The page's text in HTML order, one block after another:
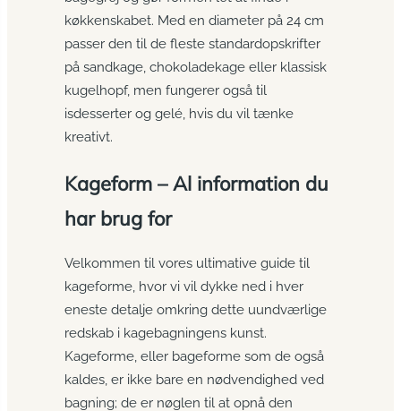
køkkenskabet. Med en diameter på 24 cm
passer den til de fleste standardopskrifter
på sandkage, chokoladekage eller klassisk
kugelhopf, men fungerer også til
isdesserter og gelé, hvis du vil tænke
kreativt.
Kageform – Al information du
har brug for
Velkommen til vores ultimative guide til
kageforme, hvor vi vil dykke ned i hver
eneste detalje omkring dette uundværlige
redskab i kagebagningens kunst.
Kageforme, eller bageforme som de også
kaldes, er ikke bare en nødvendighed ved
bagning; de er nøglen til at opnå den